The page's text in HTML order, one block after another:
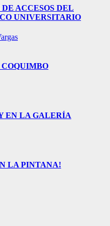
ACCESOS DEL
UNIVERSITARIO
EN LA GALERÍA
LA PINTANA!